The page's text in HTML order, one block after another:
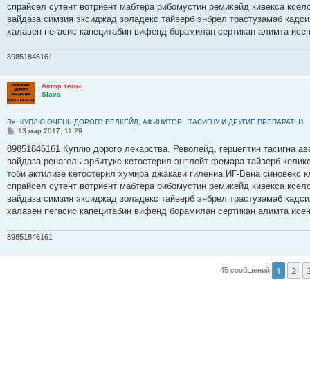
и
е
спрайсел сутент вотриент мабтера рибомустин ремикейд кивекса
вайдаза симзия эксиджад золадекс тайверб энбрел трастузамаб
халавен пегасис капецитабин вифенд борамилан сертикан алимта
89851846161
Автор темы
Slava
Re: КУПЛЮ ОЧЕНЬ ДОРОГО ВЕЛКЕЙД, АФИНИТОР , ТАСИГНУ И ДРУГИЕ ПРЕПАРАТЫ1
С
о
щ
е
и
е
13 мар 2017, 11:29
89851846161 Куплю дорого лекарства. Револейд, герцептин тасигна
вайдаза ренагель эрбитукс кетостерил энплейт фемара тайверб
тоби актилизе кетостерил хумира джакави гилениа ИГ-Вена
спрайсел сутент вотриент мабтера рибомустин ремикейд кивекса
вайдаза симзия эксиджад золадекс тайверб энбрел трастузамаб
халавен пегасис капецитабин вифенд борамилан сертикан алимта
89851846161
45 сообщений 1 2